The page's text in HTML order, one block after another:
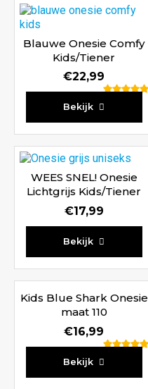
Blauwe Onesie Comfy
Kids/Tiener
€22,99
Bekijk
WEES SNEL! Onesie
Lichtgrijs Kids/Tiener
€17,99
Bekijk
Kids Blue Shark Onesie
maat 110
€16,99
Bekijk